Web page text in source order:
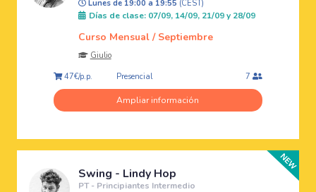
Lunes de 19:00 a 19:55 (CEST)
Días de clase: 07/09, 14/09, 21/09 y 28/09
Curso Mensual / Septiembre
Giulio
47€/p.p.
Presencial 7
Ampliar información
Swing - Lindy Hop
PT - Principiantes Intermedio